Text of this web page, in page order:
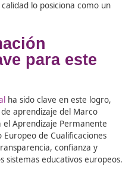
contexto es la oferta
pionero en la formación
Su Grado de
para preparar a los
actuales del transporte y la
europeos. La apuesta de
y la calidad lo posiciona